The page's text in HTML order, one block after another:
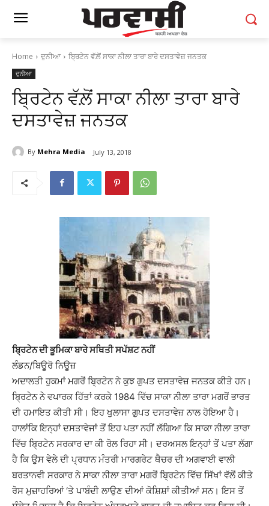
Home ਦੁਨੀਆ ਬ੍ਰਿਟੇਨ ਵੱਲ਼ੋਂ ਸਾਕਾ ਨੀਲਾ ਤਾਰਾ ਬਾਰੇ ਦਸਤਾਵੇਜ਼ ਜਨਤਕ
ਦੁਨੀਆ
ਬ੍ਰਿਟੇਨ ਵੱਲ਼ੋਂ ਸਾਕਾ ਨੀਲਾ ਤਾਰਾ ਬਾਰੇ
ਦਸਤਾਵੇਜ਼ ਜਨਤਕ
By Mehra Media July 13, 2018
ਬ੍ਰਿਟੇਨ ਦੀ ਭੂਮਿਕਾ ਬਾਰੇ ਸਥਿਤੀ ਸਪੱਸ਼ਟ ਨਹੀਂ
ਲੰਡਨ/ਬਿਊਰੋ ਨਿਊਜ਼
ਅਦਾਲਤੀ ਹੁਕਮਾਂ ਮਗਰੋਂ ਬ੍ਰਿਟੇਨ ਨੇ ਕੁਝ ਗੁਪਤ ਦਸਤਾਵੇਜ਼ ਜਨਤਕ ਕੀਤੇ ਹਨ।
ਬ੍ਰਿਟੇਨ ਨੇ ਵਪਾਰਕ ਹਿੱਤਾਂ ਕਰਕੇ 1984 ਵਿੱਚ ਸਾਕਾ ਨੀਲਾ ਤਾਰਾ ਮਗਰੋਂ ਭਾਰਤ
ਦੀ ਹਮਾਇਤ ਕੀਤੀ ਸੀ। ਇਹ ਖੁਲਾਸਾ ਗੁਪਤ ਦਸਤਾਵੇਜ਼ ਨਾਲ ਹੋਇਆ ਹੈ।
ਹਾਲਾਂਕਿ ਇਨ੍ਹਾਂ ਦਸਤਾਵੇਜਾਂ ਤੋਂ ਇਹ ਪਤਾ ਨਹੀਂ ਲੱਗਿਆ ਕਿ ਸਾਕਾ ਨੀਲਾ ਤਾਰਾ
ਵਿੱਚ ਬ੍ਰਿਟੇਨ ਸਰਕਾਰ ਦਾ ਕੀ ਰੋਲ ਰਿਹਾ ਸੀ। ਦਰਅਸਲ ਇਨ੍ਹਾਂ ਤੋਂ ਪਤਾ ਲੱਗਾ
ਹੈ ਕਿ ਉਸ ਵੇਲੇ ਦੀ ਪ੍ਰਧਾਨ ਮੰਤਰੀ ਮਾਰਗਰੇਟ ਥੈਚਰ ਦੀ ਅਗਵਾਈ ਵਾਲੀ
ਬਰਤਾਨਵੀ ਸਰਕਾਰ ਨੇ ਸਾਕਾ ਨੀਲਾ ਤਾਰਾ ਮਗਰੋਂ ਬ੍ਰਿਟੇਨ ਵਿੱਚ ਸਿੱਖਾਂ ਵੱਲੋਂ ਕੀਤੇ
ਰੋਸ ਮੁਜ਼ਾਹਰਿਆਂ ‘ਤੇ ਪਾਬੰਦੀ ਲਾਉਣ ਦੀਆਂ ਕੋਸ਼ਿਸ਼ਾਂ ਕੀਤੀਆਂ ਸਨ। ਇਸ ਤੋਂ